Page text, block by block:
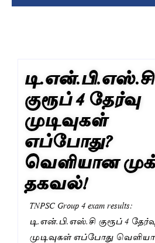
டி.என்.பி.எஸ்.சி
குரூப் 4 தேர்வு
முடிவுகள்
எப்போது?
வெளியான
தகவல்!
TNPSC Group 4 exam results:
டி.என்.பி.எஸ்.சி குரூப் 4
முடிவுகள் எப்போது